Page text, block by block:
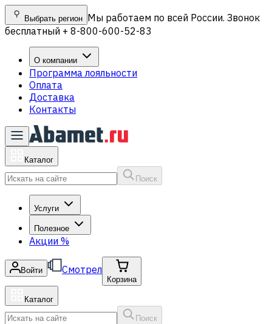
Выбрать регион Мы работаем по всей России. Звонок
бесплатный + 8-800-600-52-83
О компании
Программа лояльности
Оплата
Доставка
Контакты
Каталог
Поиск
Услуги
Полезное
Акции %
Войти Смотрел
Корзина
Каталог
Поиск